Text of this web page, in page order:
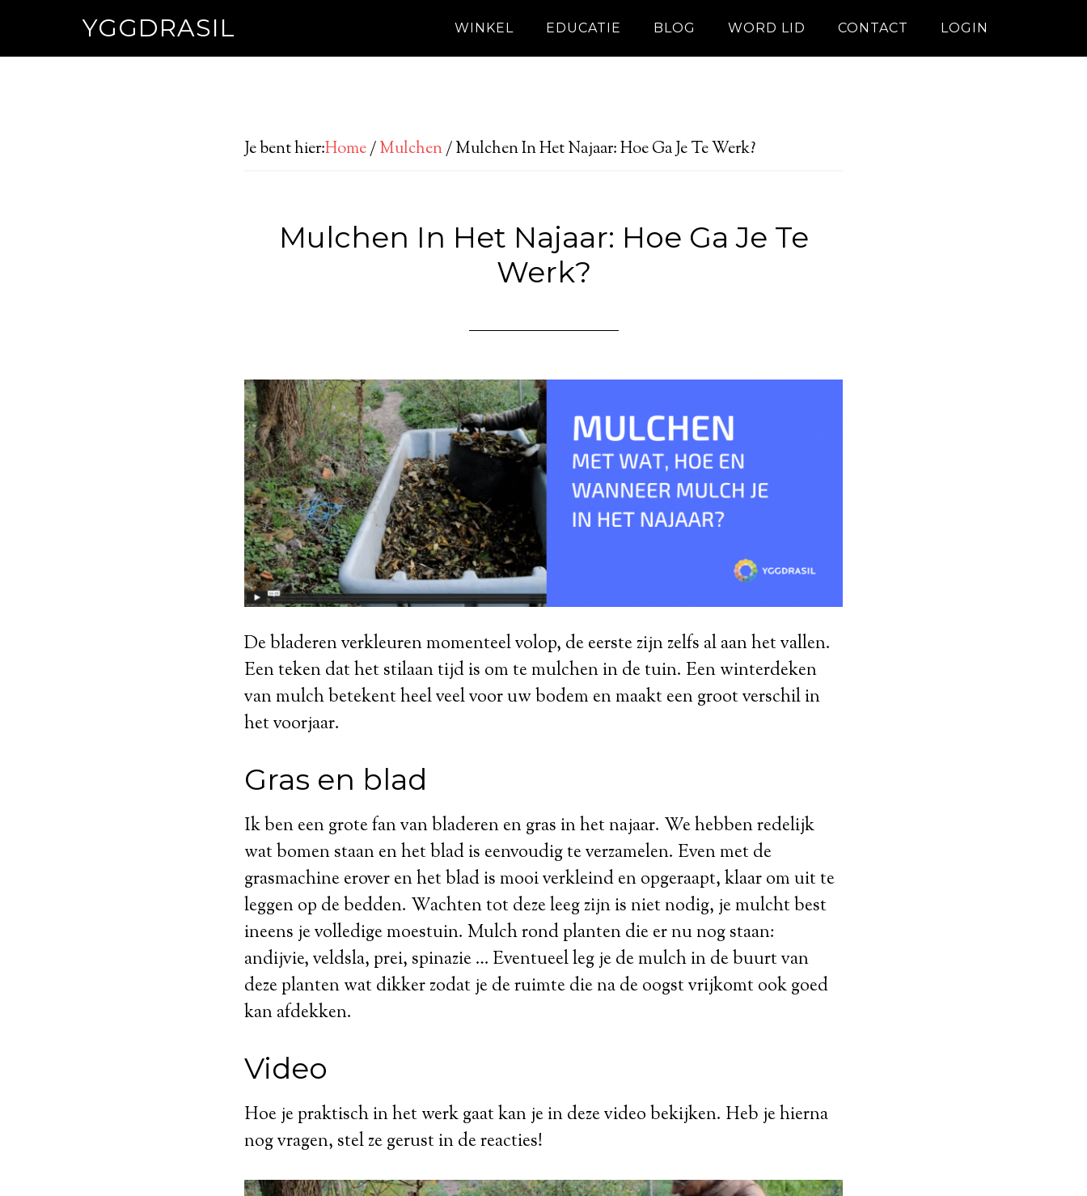
YGGDRASIL WINKEL EDUCATIE BLOG WORD LID CONTACT LOGIN
Je bent hier:Home/Mulchen/Mulchen In Het Najaar: Hoe Ga Je Te Werk?
Mulchen In Het Najaar: Hoe Ga Je Te
Werk?
De bladeren verkleuren momenteel volop, de eerste zijn zelfs al aan het vallen.
Een teken dat het stilaan tijd is om te mulchen in de tuin. Een winterdeken
van mulch betekent heel veel voor uw bodem en maakt een groot verschil in
het voorjaar.
Gras en blad
Ik ben een grote fan van bladeren en gras in het najaar. We hebben redelijk
wat bomen staan en het blad is eenvoudig te verzamelen. Even met de
grasmachine erover en het blad is mooi verkleind en opgeraapt, klaar om uit te
leggen op de bedden. Wachten tot deze leeg zijn is niet nodig, je mulcht best
ineens je volledige moestuin. Mulch rond planten die er nu nog staan:
andijvie, veldsla, prei, spinazie … Eventueel leg je de mulch in de buurt van
deze planten wat dikker zodat je de ruimte die na de oogst vrijkomt ook goed
kan afdekken.
Video
Hoe je praktisch in het werk gaat kan je in deze video bekijken. Heb je hierna
nog vragen, stel ze gerust in de reacties!